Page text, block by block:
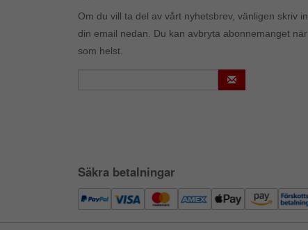
Om du vill ta del av vårt nyhetsbrev, vänligen skriv in
din email nedan. Du kan avbryta abonnemanget när
som helst.
Säkra betalningar